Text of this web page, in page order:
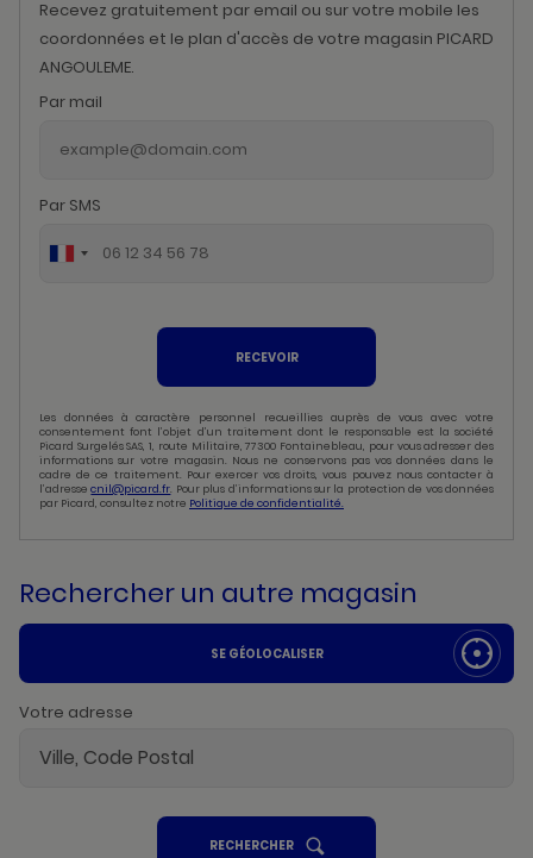
Recevez gratuitement par email ou sur votre mobile les
coordonnées et le plan d'accès de votre magasin PICARD
ANGOULEME.
Par mail
Par SMS
RECEVOIR
Les données à caractère personnel recueillies auprès de vous avec votre
consentement font l’objet d’un traitement dont le responsable est la société
Picard Surgelés SAS, 1, route Militaire, 77300 Fontainebleau, pour vous adresser des
informations sur votre magasin. Nous ne conservons pas vos données dans le
cadre de ce traitement. Pour exercer vos droits, vous pouvez nous contacter à
l’adressecnil@picard.fr. Pour plus d’informations sur la protection de vos données
par Picard, consultez notre Politique de confidentialité.
Rechercher un autre magasin
SE GÉOLOCALISER
Votre adresse
RECHERCHERUN